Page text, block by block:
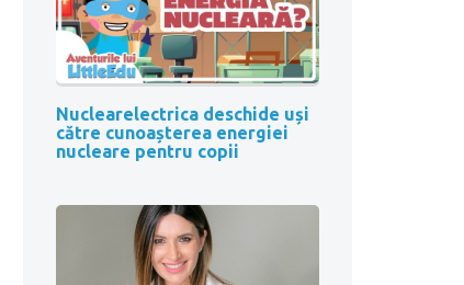
Nuclearelectrica deschide uși
către cunoașterea energiei
nucleare pentru copii